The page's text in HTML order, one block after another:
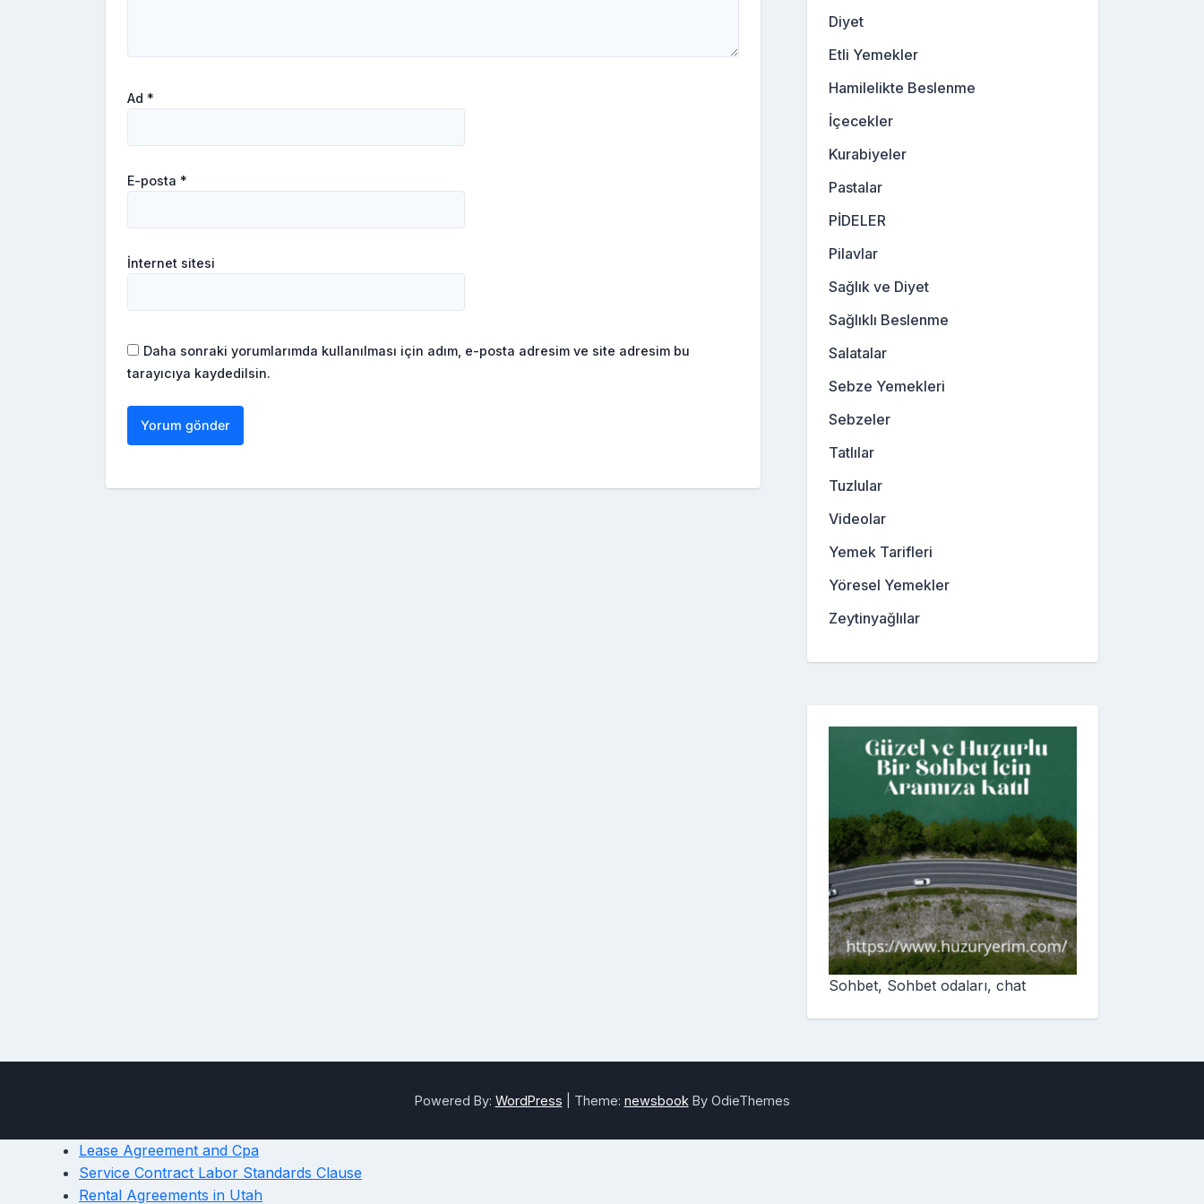
Ad *
E-posta *
İnternet sitesi
Daha sonraki yorumlarımda kullanılması için adım, e-posta adresim ve site adresim bu
tarayıcıya kaydedilsin.
Diyet
Etli Yemekler
Hamilelikte Beslenme
İçecekler
Kurabiyeler
Pastalar
PİDELER
Pilavlar
Sağlık ve Diyet
Sağlıklı Beslenme
Salatalar
Sebze Yemekleri
Sebzeler
Tatlılar
Tuzlular
Videolar
Yemek Tarifleri
Yöresel Yemekler
Zeytinyağlılar
Sohbet, Sohbet odaları, chat
Powered By: WordPress Theme: newsbook By OdieThemes
Lease Agreement and Cpa
Service Contract Labor Standards Clause
Rental Agreements in Utah